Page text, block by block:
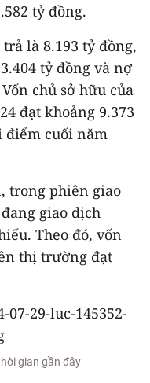
tỷ đồng.
là 8.193 tỷ đồng,
tỷ đồng và nợ
chủ sở hữu của
đạt khoảng 9.373
điểm cuối năm
trong phiên giao
giao dịch
Theo đó, vốn
thị trường đạt
gian gần đây